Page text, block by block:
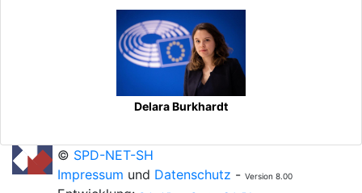
Delara Burkhardt
© SPD-NET-SH
Impressum und Datenschutz - Version 8.00